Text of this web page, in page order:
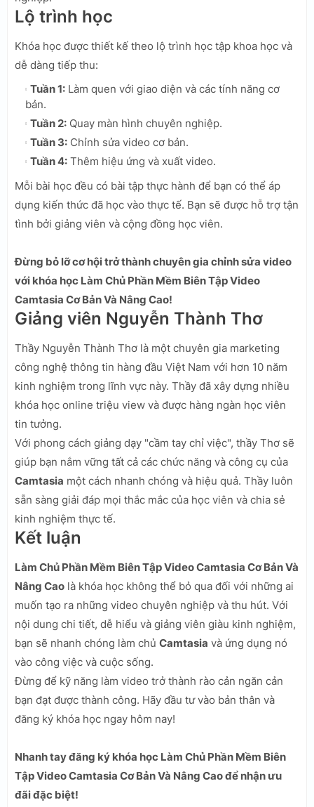
Lộ trình học
Khóa học được thiết kế theo lộ trình học tập khoa học và
dễ dàng tiếp thu:
Tuần 1: Làm quen với giao diện và các tính năng cơ
bản.
Tuần 2: Quay màn hình chuyên nghiệp.
Tuần 3: Chỉnh sửa video cơ bản.
Tuần 4: Thêm hiệu ứng và xuất video.
Mỗi bài học đều có bài tập thực hành để bạn có thể áp
dụng kiến thức đã học vào thực tế. Bạn sẽ được hỗ trợ tận
tình bởi giảng viên và cộng đồng học viên.
Đừng bỏ lỡ cơ hội trở thành chuyên gia chỉnh sửa video
với khóa học Làm Chủ Phần Mềm Biên Tập Video
Camtasia Cơ Bản Và Nâng Cao!
Giảng viên Nguyễn Thành Thơ
Thầy Nguyễn Thành Thơ là một chuyên gia marketing
công nghệ thông tin hàng đầu Việt Nam với hơn 10 năm
kinh nghiệm trong lĩnh vực này. Thầy đã xây dựng nhiều
khóa học online triệu view và được hàng ngàn học viên
tin tưởng.
Với phong cách giảng dạy "cầm tay chỉ việc", thầy Thơ sẽ
giúp bạn nắm vững tất cả các chức năng và công cụ của
Camtasia một cách nhanh chóng và hiệu quả. Thầy luôn
sẵn sàng giải đáp mọi thắc mắc của học viên và chia sẻ
kinh nghiệm thực tế.
Kết luận
Làm Chủ Phần Mềm Biên Tập Video Camtasia Cơ Bản Và
Nâng Cao là khóa học không thể bỏ qua đối với những ai
muốn tạo ra những video chuyên nghiệp và thu hút. Với
nội dung chi tiết, dễ hiểu và giảng viên giàu kinh nghiệm,
bạn sẽ nhanh chóng làm chủ Camtasia và ứng dụng nó
vào công việc và cuộc sống.
Đừng để kỹ năng làm video trở thành rào cản ngăn cản
bạn đạt được thành công. Hãy đầu tư vào bản thân và
đăng ký khóa học ngay hôm nay!
Nhanh tay đăng ký khóa học Làm Chủ Phần Mềm Biên
Tập Video Camtasia Cơ Bản Và Nâng Cao để nhận ưu
đãi đặc biệt!